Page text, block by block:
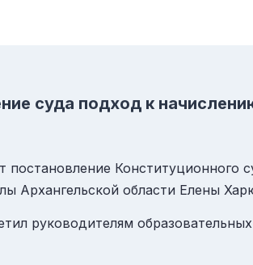
суда подход к
постановление Конституционного
Архангельской области Елены
руководителям